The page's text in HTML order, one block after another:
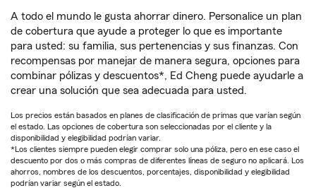
A todo el mundo le gusta ahorrar dinero. Personalice un plan
de cobertura que ayude a proteger lo que es importante
para usted: su familia, sus pertenencias y sus finanzas. Con
recompensas por manejar de manera segura, opciones para
combinar pólizas y descuentos*, Ed Cheng puede ayudarle a
crear una solución que sea adecuada para usted.
Los precios están basados en planes de clasificación de primas que varían según
el estado. Las opciones de cobertura son seleccionadas por el cliente y la
disponibilidad y elegibilidad podrían variar.
*Los clientes siempre pueden elegir comprar solo una póliza, pero en ese caso el
descuento por dos o más compras de diferentes líneas de seguro no aplicará. Los
ahorros, nombres de los descuentos, porcentajes, disponibilidad y elegibilidad
podrían variar según el estado.